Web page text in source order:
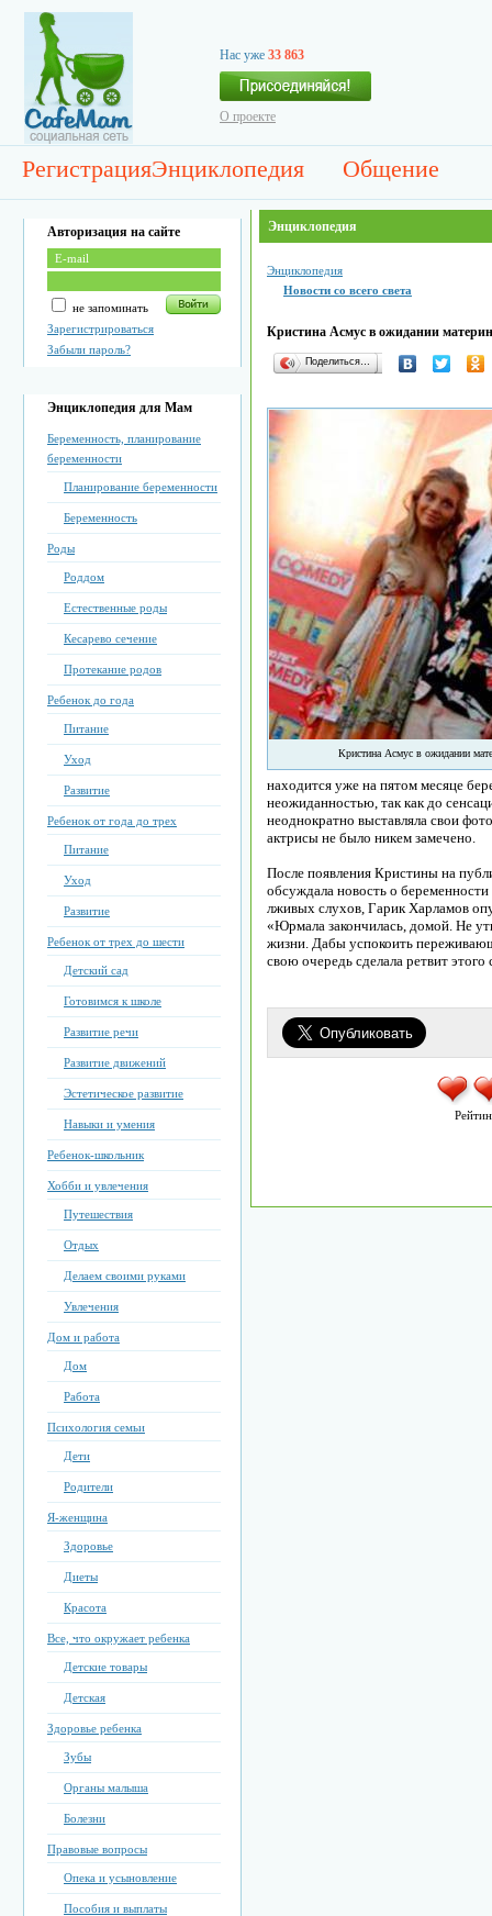
Нас уже 33 863
О проекте
РегистрацияЭнциклопедия Общение
Авторизация на сайте
не запоминать
Зарегистрироваться
Забыли пароль?
Энциклопедия для Мам
Беременность, планирование
беременности
Планирование беременности
Беременность
Роды
Роддом
Естественные роды
Кесарево сечение
Протекание родов
Ребенок до года
Питание
Уход
Развитие
Ребенок от года до трех
Питание
Уход
Развитие
Ребенок от трех до шести
Детский сад
Готовимся к школе
Развитие речи
Развитие движений
Эстетическое развитие
Навыки и умения
Ребенок-школьник
Хобби и увлечения
Путешествия
Отдых
Делаем своими руками
Увлечения
Дом и работа
Дом
Работа
Психология семьи
Дети
Родители
Я-женщина
Здоровье
Диеты
Красота
Все, что окружает ребенка
Детские товары
Детская
Здоровье ребенка
Зубы
Органы малыша
Болезни
Правовые вопросы
Опека и усыновление
Пособия и выплаты
Энциклопедия
Энциклопедия
Новости со всего света
Кристина Асмус в ожидании
Поделиться…
Кристина Асмус в ожидании
находится уже на пятом месяце
неожиданностью, так как до
неоднократно выставляла свои
актрисы не было никем замечено.
После появления Кристины на
обсуждала новость о
лживых слухов, Гарик Харламов
«Юрмала закончилась, домой. Не
жизни. Дабы успокоить
свою очередь сделала ретвит